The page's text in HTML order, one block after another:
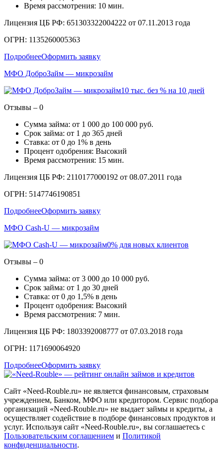
Время рассмотрения: 10 мин.
Лицензия ЦБ РФ: 651303322004222 от 07.11.2013 года
ОГРН: 1135260005363
ПодробнееОформить заявку
МФО ДоброЗайм — микрозайм
10 тыс. без % на 10 дней
Отзывы – 0
Сумма займа: от 1 000 до 100 000 руб.
Срок займа: от 1 до 365 дней
Ставка: от 0 до 1% в день
Процент одобрения: Высокий
Время рассмотрения: 15 мин.
Лицензия ЦБ РФ: 2110177000192 от 08.07.2011 года
ОГРН: 5147746190851
ПодробнееОформить заявку
МФО Cash-U — микрозайм
0% для новых клиентов
Отзывы – 0
Сумма займа: от 3 000 до 10 000 руб.
Срок займа: от 1 до 30 дней
Ставка: от 0 до 1,5% в день
Процент одобрения: Высокий
Время рассмотрения: 7 мин.
Лицензия ЦБ РФ: 1803392008777 от 07.03.2018 года
ОГРН: 1171690064920
ПодробнееОформить заявку
Сайт «Need-Rouble.ru» не является финансовым, страховым
учреждением, Банком, МФО или кредитором. Сервис подбора
организаций «Need-Rouble.ru» не выдает займы и кредиты, а
осуществляет содействие в подборе финансовых продуктов и
услуг. Используя сайт «Need-Rouble.ru», вы соглашаетесь с
Пользовательским соглашением и Политикой
конфиденциальности.